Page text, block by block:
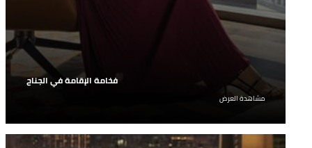
فخامة الإقامة في الجناح
دلّلوا أنفسكم بشيء من الاسترخاء في أحد الأجنحةمشاهدة العرض